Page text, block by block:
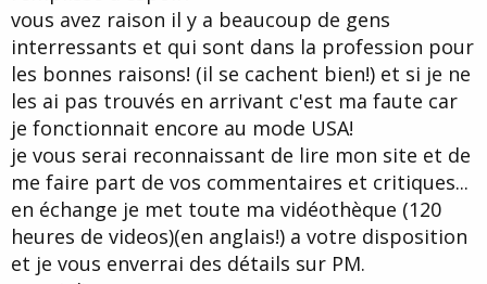
vous avez raison il y a beaucoup de gens
interressants et qui sont dans la profession pour
les bonnes raisons! (il se cachent bien!) et si je ne
les ai pas trouvés en arrivant c'est ma faute car
je fonctionnait encore au mode USA!
je vous serai reconnaissant de lire mon site et de
me faire part de vos commentaires et critiques...
en échange je met toute ma vidéothèque (120
heures de videos)(en anglais!) a votre disposition
et je vous enverrai des détails sur PM.